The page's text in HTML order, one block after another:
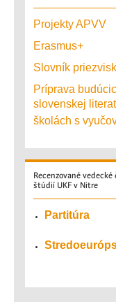
Projekty APVV
Erasmus+
Slovník
Príprava
slovenskej
školách s
Recenzované vedecké
štúdií UKF v Nitre
Partitúra